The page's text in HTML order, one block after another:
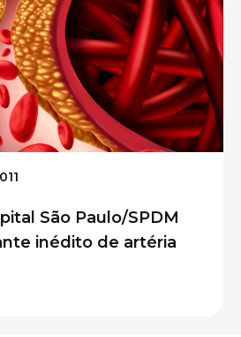
São Paulo/SPDM
inédito de artéria